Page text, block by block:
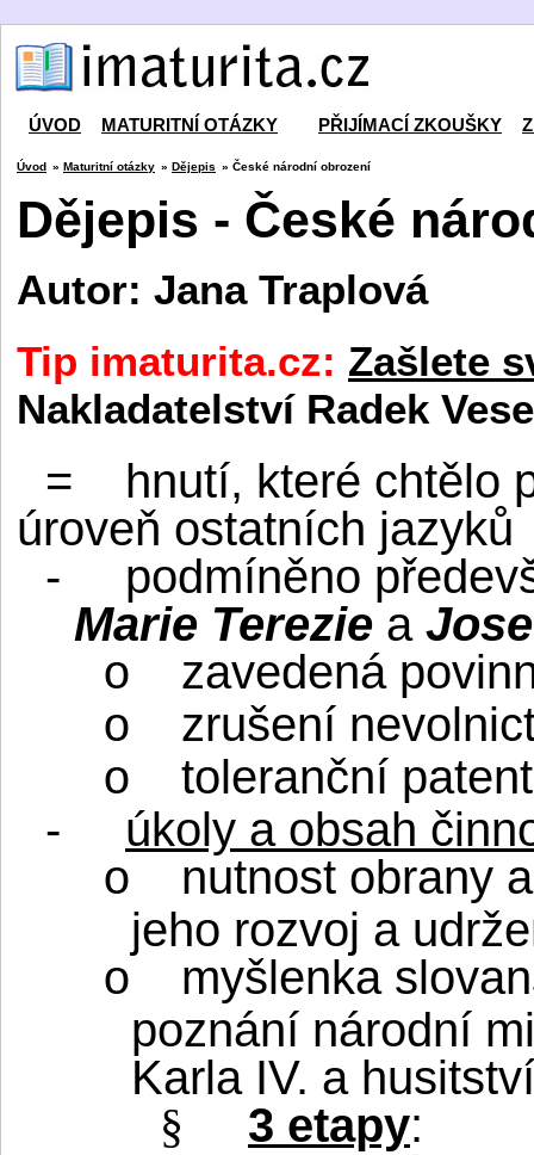
ÚVOD MATURITNÍ OTÁZKY PŘIJÍMACÍ ZKOUŠKY
Úvod » Maturitní otázky » Dějepis » České národní obrození
Dějepis - České
Autor: Jana Traplová
Tip imaturita.cz: Zašlete
Nakladatelství Radek
=
hnutí, které chtělo
úroveň ostatních jazyků
-
podmíněno
Marie Terezie a
o zavedená
o zrušení
o
toleranční
-
úkoly a obsah
o
nutnost obrany
jeho rozvoj a
o
myšlenka
poznání národní
Karla IV. a husitství
§
3 etapy: